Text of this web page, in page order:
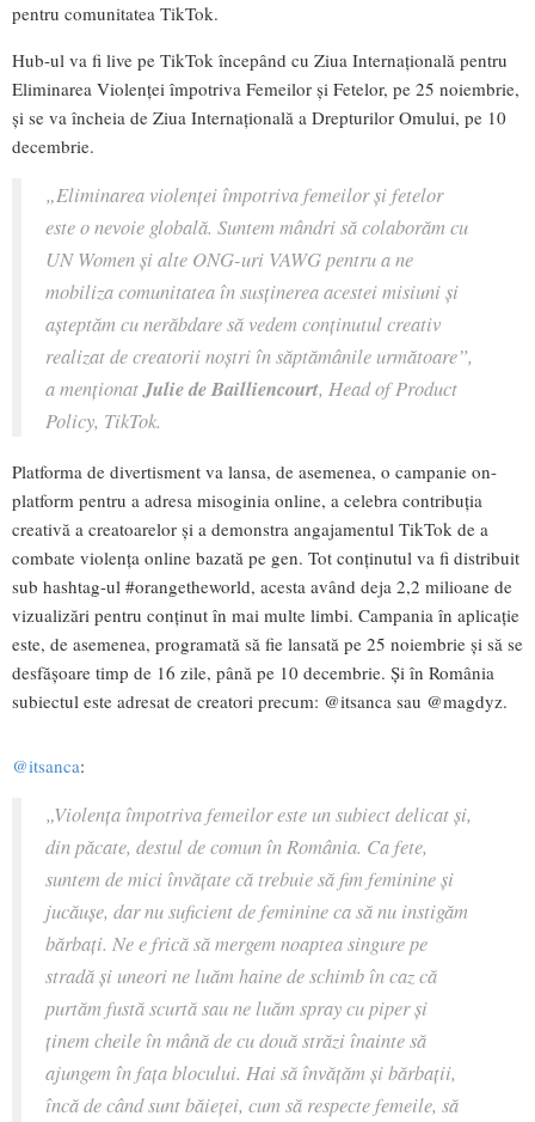
pentru comunitatea TikTok.
Hub-ul va fi live pe TikTok începând cu Ziua Internațională pentru
Eliminarea Violenței împotriva Femeilor și Fetelor, pe 25 noiembrie,
și se va încheia de Ziua Internațională a Drepturilor Omului, pe 10
decembrie.
„Eliminarea violenței împotriva femeilor și fetelor
este o nevoie globală. Suntem mândri să colaborăm cu
UN Women și alte ONG-uri VAWG pentru a ne
mobiliza comunitatea în susținerea acestei misiuni și
așteptăm cu nerăbdare să vedem conținutul creativ
realizat de creatorii noștri în săptămânile următoare”,
a menționatJulie de Bailliencourt, Head of Product
Policy, TikTok.
Platforma de divertisment va lansa, de asemenea, o campanie on-
platform pentru a adresa misoginia online, a celebra contribuția
creativă a creatoarelor și a demonstra angajamentul TikTok de a
combate violența online bazată pe gen. Tot conținutul va fi distribuit
sub hashtag-ul #orangetheworld, acesta având deja 2,2 milioane de
vizualizări pentru conținut în mai multe limbi. Campania în aplicație
este, de asemenea, programată să fie lansată pe 25 noiembrie și să se
desfășoare timp de 16 zile, până pe 10 decembrie. Și în România
subiectul este adresat de creatori precum: @itsanca sau @magdyz.
@itsanca:
„Violența împotriva femeilor este un subiect delicat și,
din păcate, destul de comun în România. Ca fete,
suntem de mici învățate că trebuie să fim feminine și
jucăușe, dar nu suficient de feminine ca să nu instigăm
bărbați. Ne e frică să mergem noaptea singure pe
stradă și uneori ne luăm haine de schimb în caz că
purtăm fustă scurtă sau ne luăm spray cu piper și
ținem cheile în mână de cu două străzi înainte să
ajungem în fața blocului. Hai să învățăm și bărbații,
încă de când sunt băieței, cum să respecte femeile, să